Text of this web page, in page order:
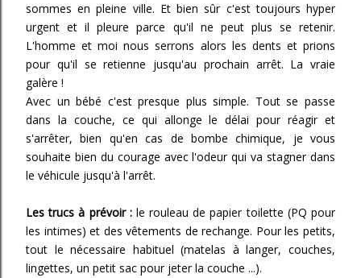
sommes en pleine ville. Et bien sûr c'est toujours hyper
urgent et il pleure parce qu'il ne peut plus se retenir.
L'homme et moi nous serrons alors les dents et prions
pour qu'il se retienne jusqu'au prochain arrêt. La vraie
galère !
Avec un bébé c'est presque plus simple. Tout se passe
dans la couche, ce qui allonge le délai pour réagir et
s'arrêter, bien qu'en cas de bombe chimique, je vous
souhaite bien du courage avec l'odeur qui va stagner dans
le véhicule jusqu'à l'arrêt.
Les trucs à prévoir :le rouleau de papier toilette (PQ pour
les intimes) et des vêtements de rechange. Pour les petits,
tout le nécessaire habituel (matelas à langer, couches,
lingettes, un petit sac pour jeter la couche ...).